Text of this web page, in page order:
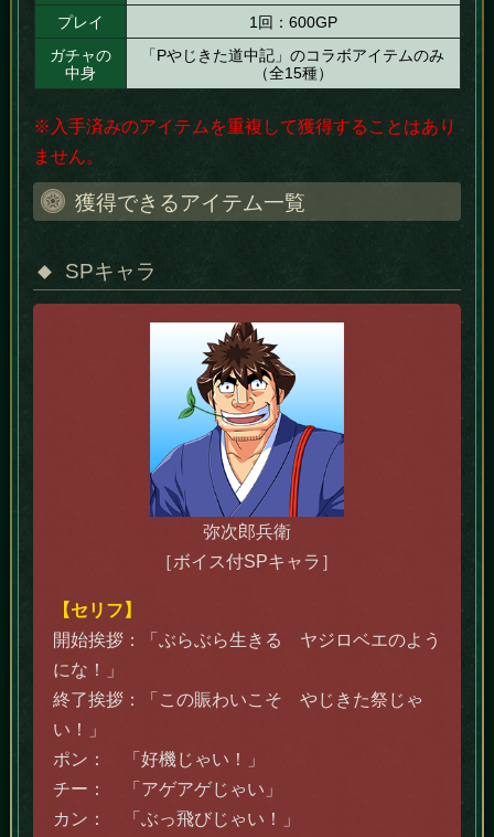
プレイ
1回：600GP
ガチャの
中身
「Pやじきた道中記」のコラボアイテムのみ
（全15種）
※入手済みのアイテムを重複して獲得することはあり
ません。
獲得できるアイテム一覧
SPキャラ
弥次郎兵衛
［ボイス付SPキャラ］
【セリフ】
開始挨拶：「ぶらぶら生きる ヤジロベエのよう
にな！」
終了挨拶：「この賑わいこそ やじきた祭じゃ
い！」
ポン： 「好機じゃい！」
チー： 「アゲアゲじゃい」
カン： 「ぶっ飛びじゃい！」